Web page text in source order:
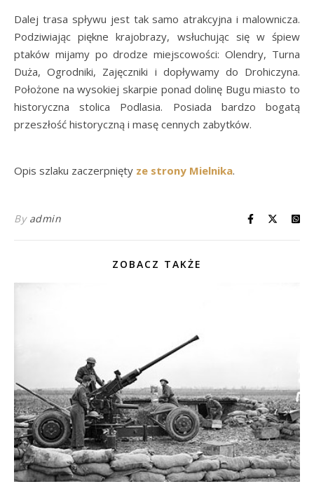
Dalej trasa spływu jest tak samo atrakcyjna i malownicza.
Podziwiając piękne krajobrazy, wsłuchując się w śpiew
ptaków mijamy po drodze miejscowości: Olendry, Turna
Duża, Ogrodniki, Zajęczniki i dopływamy do Drohiczyna.
Położone na wysokiej skarpie ponad dolinę Bugu miasto to
historyczna stolica Podlasia. Posiada bardzo bogatą
przeszłość historyczną i masę cennych zabytków.
Opis szlaku zaczerpnięty ze strony Mielnika.
By admin
ZOBACZ TAKŻE